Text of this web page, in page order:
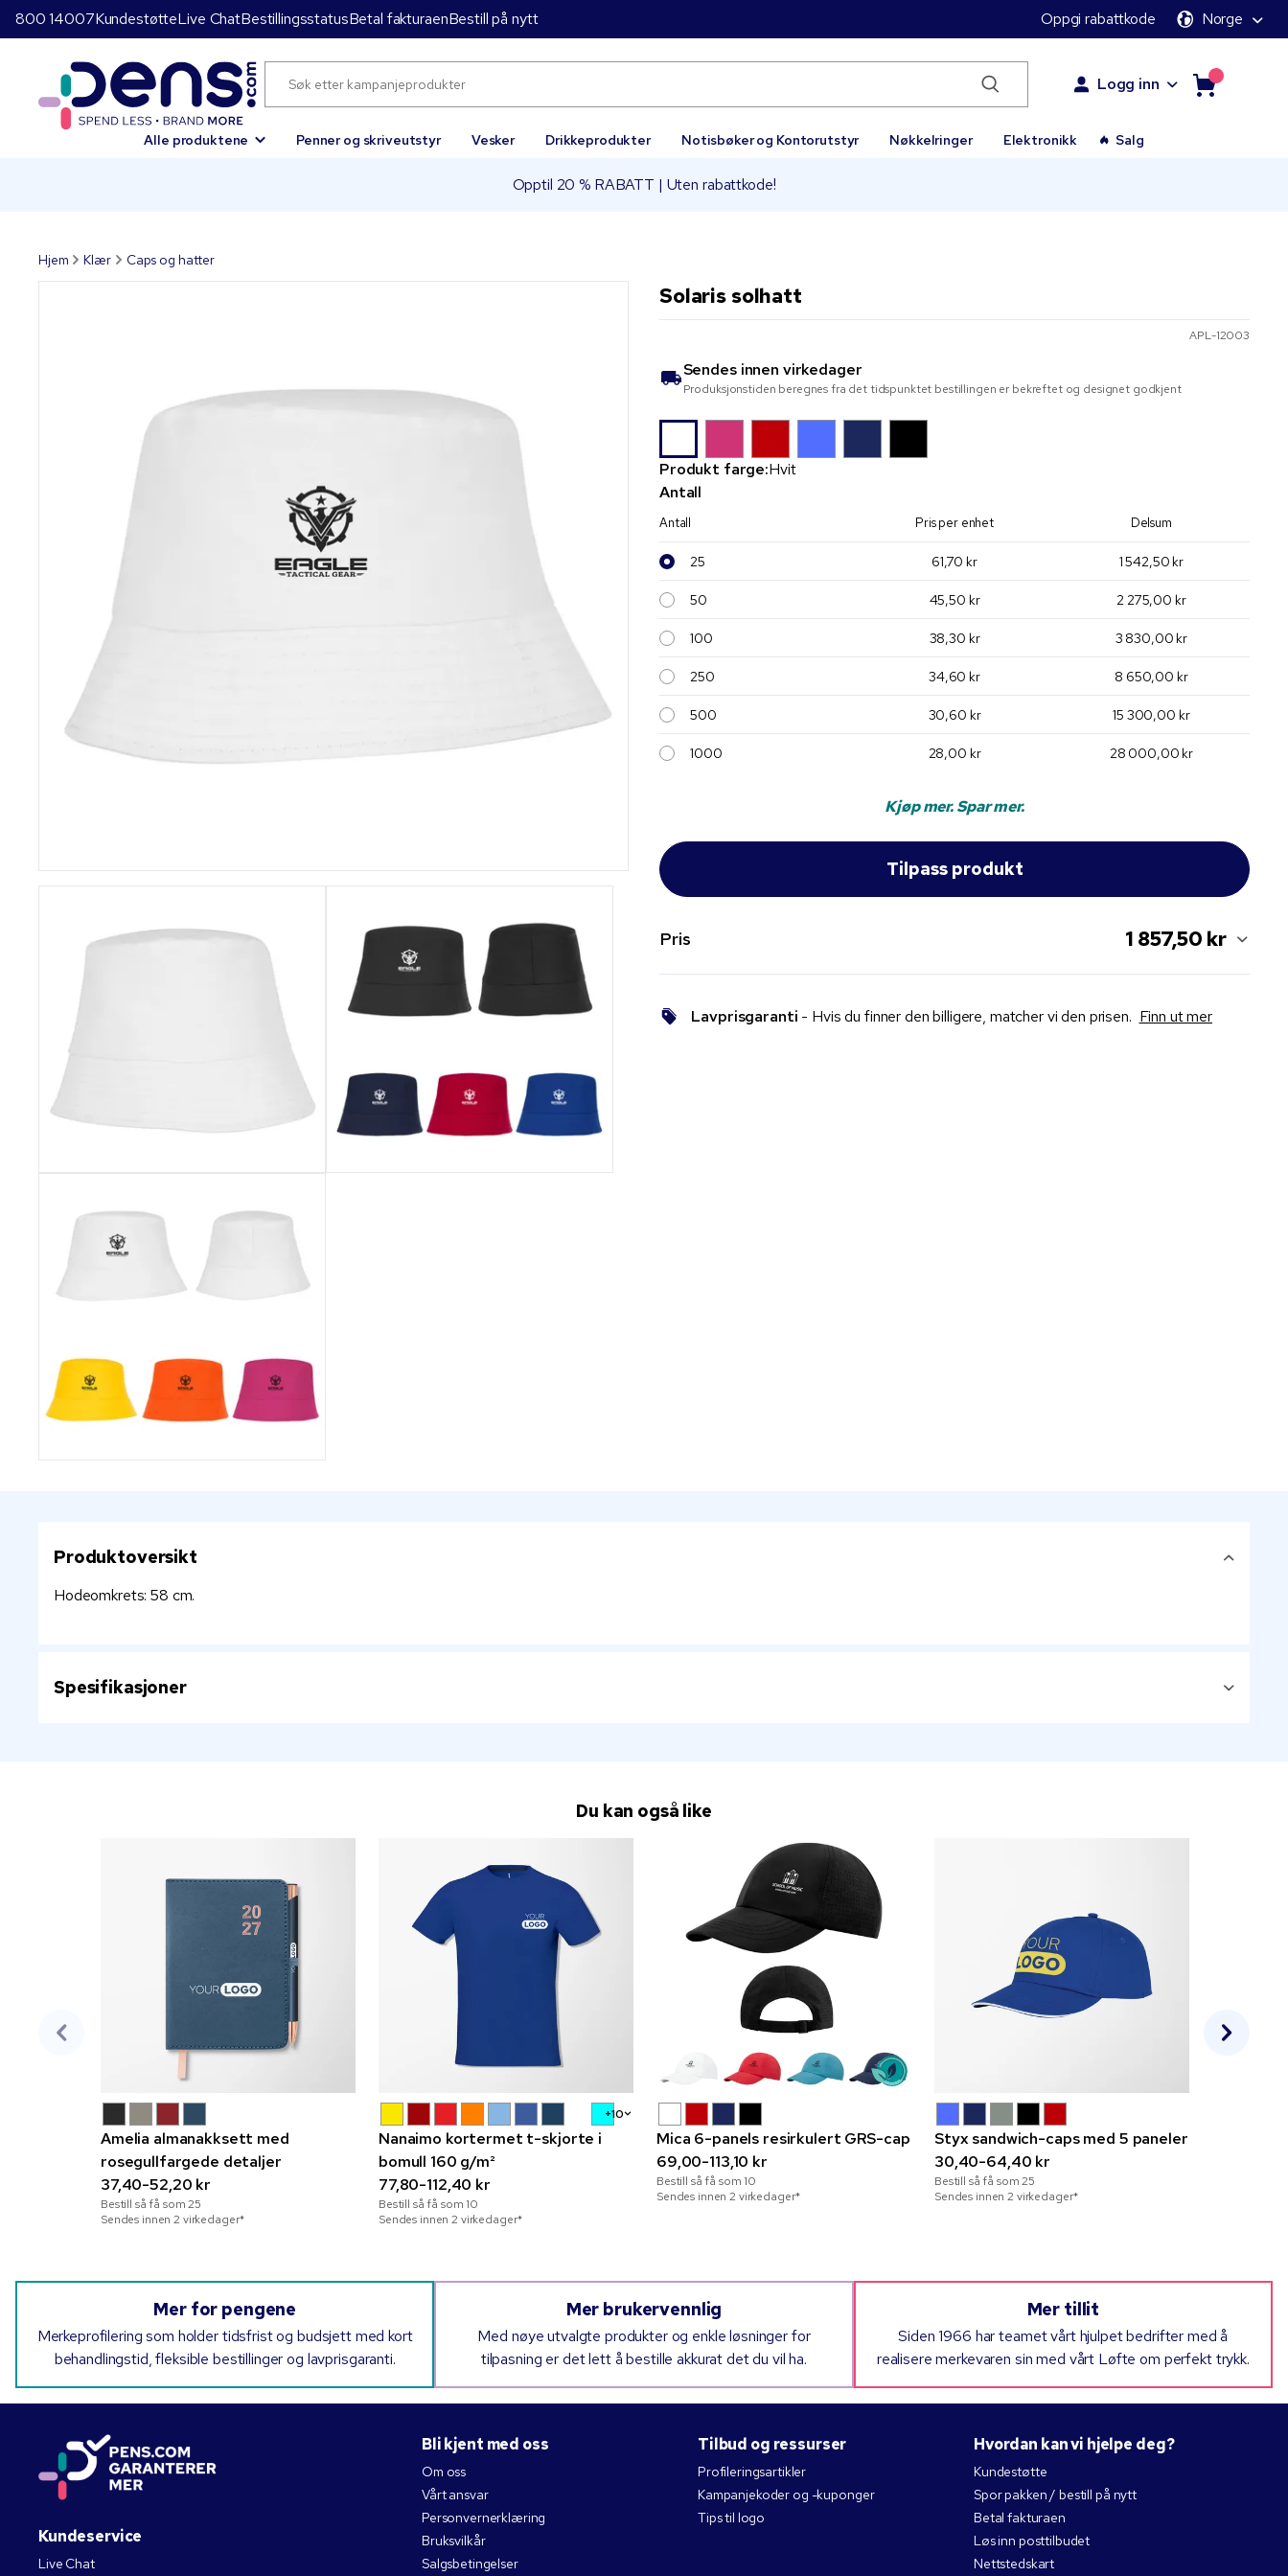
800 14007KundestøtteLive ChatBestillingsstatusBetal fakturaenBestill på nytt Oppgi rabattkode Norge
Logg inn
Alle produktene Penner og skriveutstyr Vesker Drikkeprodukter Notisbøker og Kontorutstyr Nøkkelringer Elektronikk Salg
Opptil 20 % RABATT | Uten rabattkode!
Hjem Klær Caps og hatter
Solaris solhatt
APL-12003
Sendes innen virkedager
Produksjonstiden beregnes fra det tidspunktet bestillingen er bekreftet og designet godkjent
Produkt farge:Hvit
Antall
Antall Pris per enhet Delsum
25 61,70 kr 1 542,50 kr
50 45,50 kr 2 275,00 kr
100 38,30 kr 3 830,00 kr
250 34,60 kr 8 650,00 kr
500 30,60 kr 15 300,00 kr
1000 28,00 kr 28 000,00 kr
Kjøp mer. Spar mer.
Pris 1 857,50 kr
Lavprisgaranti - Hvis du finner den billigere, matcher vi den prisen. Finn ut mer
Produktoversikt
Hodeomkrets: 58 cm.
Spesifikasjoner
Du kan også like
Amelia almanakksett med
rosegullfargede detaljer
37,40-52,20 kr
Bestill så få som25
Sendes innen 2 virkedager*
+10
Nanaimo kortermet t-skjorte i
bomull 160 g/m²
77,80-112,40 kr
Bestill så få som 10
Sendes innen 2 virkedager*
Mica 6-panels resirkulert GRS-cap
69,00-113,10 kr
Bestill så få som 10
Sendes innen 2 virkedager*
Styx sandwich-caps med 5 paneler
30,40-64,40 kr
Bestill så få som25
Sendes innen 2 virkedager*
Mer for pengene
Merkeprofilering som holder tidsfrist og budsjett med kort
behandlingstid, fleksible bestillinger og lavprisgaranti.
Mer brukervennlig
Med nøye utvalgte produkter og enkle løsninger for
tilpasning er det lett å bestille akkurat det du vil ha.
Mer tillit
Siden 1966 har teamet vårt hjulpet bedrifter med å
realisere merkevaren sin med vårt Løfte om perfekt trykk.
Kundeservice
Live Chat
Bli kjent med oss
Om oss
Vårt ansvar
Personvernerklæring
Bruksvilkår
Salgsbetingelser
Tilbud og ressurser
Profileringsartikler
Kampanjekoder og -kuponger
Tips til logo
Hvordan kan vi hjelpe deg?
Kundestøtte
Spor pakken / bestill på nytt
Betal fakturaen
Løs inn posttilbudet
Nettstedskart